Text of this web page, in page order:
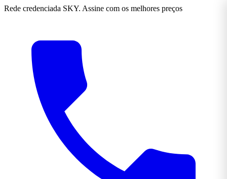
Rede credenciada SKY. Assine com os melhores preços